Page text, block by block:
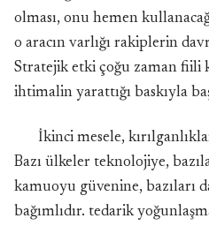
olması, onu hemen
o aracın varlığı rakiplerin
Stratejik etki çoğu zaman fiili
ihtimalin yarattığı baskıyla
İkinci mesele,
Bazı ülkeler teknolojiye,
kamuoyu güvenine, bazıları
bağımlıdır. tedarik